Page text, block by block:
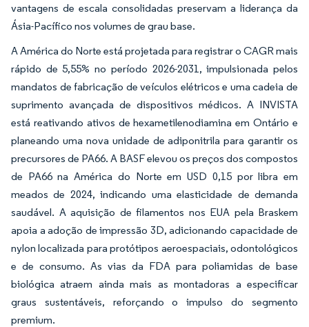
vantagens de escala consolidadas preservam a liderança da
Ásia-Pacífico nos volumes de grau base.
A América do Norte está projetada para registrar o CAGR mais
rápido de 5,55% no período 2026-2031, impulsionada pelos
mandatos de fabricação de veículos elétricos e uma cadeia de
suprimento avançada de dispositivos médicos. A INVISTA
está reativando ativos de hexametilenodiamina em Ontário e
planeando uma nova unidade de adiponitrila para garantir os
precursores de PA66. A BASF elevou os preços dos compostos
de PA66 na América do Norte em USD 0,15 por libra em
meados de 2024, indicando uma elasticidade de demanda
saudável. A aquisição de filamentos nos EUA pela Braskem
apoia a adoção de impressão 3D, adicionando capacidade de
nylon localizada para protótipos aeroespaciais, odontológicos
e de consumo. As vias da FDA para poliamidas de base
biológica atraem ainda mais as montadoras a especificar
graus sustentáveis, reforçando o impulso do segmento
premium.